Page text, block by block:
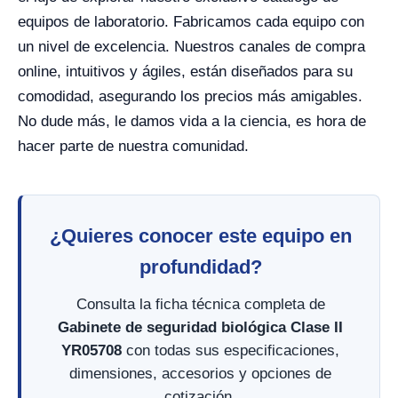
equipos de laboratorio. Fabricamos cada equipo con
un nivel de excelencia. Nuestros canales de compra
online, intuitivos y ágiles, están diseñados para su
comodidad, asegurando los precios más amigables.
No dude más, le damos vida a la ciencia, es hora de
hacer parte de nuestra comunidad.
¿Quieres conocer este equipo en
profundidad?
Consulta la ficha técnica completa de
Gabinete de seguridad biológica Clase II
YR05708 con todas sus especificaciones,
dimensiones, accesorios y opciones de